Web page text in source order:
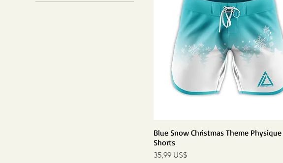
Default style
Blue Snow Christmas Theme Physique
Shorts
Precio
35,99 US$